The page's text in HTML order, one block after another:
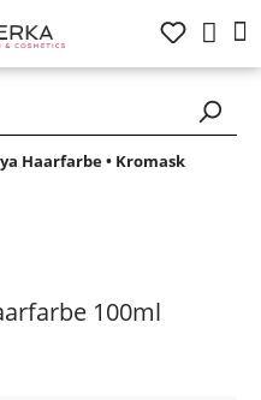
Haarfarbe • Kromask
100ml